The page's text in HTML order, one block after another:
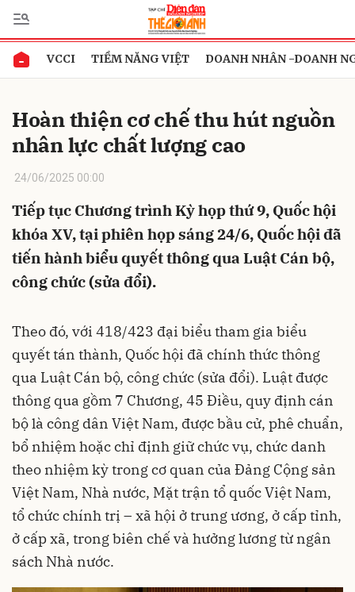
VCCI TIỀM NĂNG VIỆT DOANH NHÂN -DOANH
Hoàn thiện cơ chế thu hút nguồn
nhân lực chất lượng cao
24/06/2025 00:00
Tiếp tục Chương trình Kỳ họp thứ 9, Quốc hội
khóa XV, tại phiên họp sáng 24/6, Quốc hội đã
tiến hành biểu quyết thông qua Luật Cán bộ,
công chức (sửa đổi).
Theo đó, với 418/423 đại biểu tham gia biểu
quyết tán thành, Quốc hội đã chính thức thông
qua Luật Cán bộ, công chức (sửa đổi). Luật được
thông qua gồm 7 Chương, 45 Điều, quy định cán
bộ là công dân Việt Nam, được bầu cử, phê chuẩn,
bổ nhiệm hoặc chỉ định giữ chức vụ, chức danh
theo nhiệm kỳ trong cơ quan của Đảng Cộng sản
Việt Nam, Nhà nước, Mặt trận tổ quốc Việt Nam,
tổ chức chính trị – xã hội ở trung ương, ở cấp tỉnh,
ở cấp xã, trong biên chế và hưởng lương từ ngân
sách Nhà nước.
Gửi bình luận
Hủy Gửi